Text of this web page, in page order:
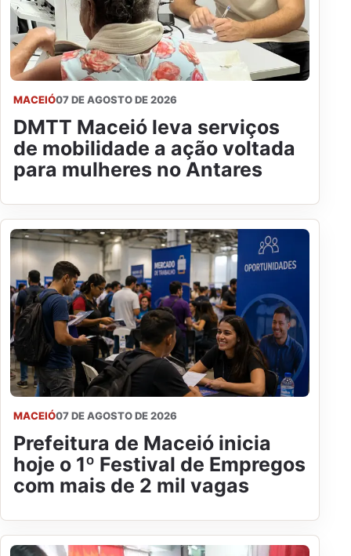
MACEIÓ07 DE AGOSTO DE 2026
DMTT Maceió leva serviços
de mobilidade a ação voltada
para mulheres no Antares
MACEIÓ07 DE AGOSTO DE 2026
Prefeitura de Maceió inicia
hoje o 1º Festival de Empregos
com mais de 2 mil vagas